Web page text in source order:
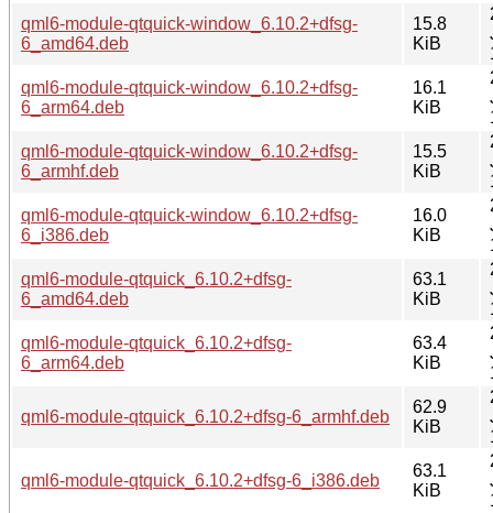
qml6-module-qtquick-window_6.10.2+dfsg-
6_amd64.deb
15.8
KiB
qml6-module-qtquick-window_6.10.2+dfsg-
6_arm64.deb
16.1
KiB
qml6-module-qtquick-window_6.10.2+dfsg-
6_armhf.deb
15.5
KiB
qml6-module-qtquick-window_6.10.2+dfsg-
6_i386.deb
16.0
KiB
qml6-module-qtquick_6.10.2+dfsg-
6_amd64.deb
63.1
KiB
qml6-module-qtquick_6.10.2+dfsg-
6_arm64.deb
63.4
KiB
qml6-module-qtquick_6.10.2+dfsg-6_armhf.deb
62.9
KiB
qml6-module-qtquick_6.10.2+dfsg-6_i386.deb
63.1
KiB